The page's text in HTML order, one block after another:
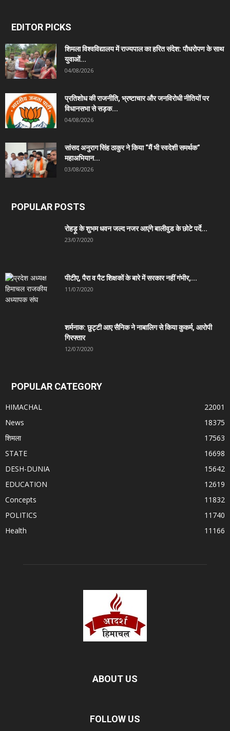
EDITOR PICKS
शिमला विश्वविद्यालय में राज्यपाल का हरित संदेश: पौधरोपण के साथ
युवाओं...
04/08/2026
प्रतिशोध की राजनीति, भ्रष्टाचार और जनविरोधी नीतियों पर
विधानसभा से सड़क...
04/08/2026
सांसद अनुराग सिंह ठाकुर ने किया “मैं भी स्वदेशी समर्थक”
महाअभियान...
03/08/2026
POPULAR POSTS
रोहड़ू के शुभम धवन जल्द नजर आएंगे बालीवुड के छोटे पर्दे...
23/07/2020
पीटीए, पैरा व पैट शिक्षकों के बारे में सरकार नहीं गंभीर,...
11/07/2020
शर्मनाक: छुट्टी आए सैनिक ने नाबालिग से किया कुकर्म, आरोपी
गिरफ्तार
12/07/2020
POPULAR CATEGORY
HIMACHAL
22001
News
18375
शिमला
17563
STATE
16698
DESH-DUNIA
15642
EDUCATION
12619
Concepts
11832
POLITICS
11740
Health
11166
ABOUT US
FOLLOW US